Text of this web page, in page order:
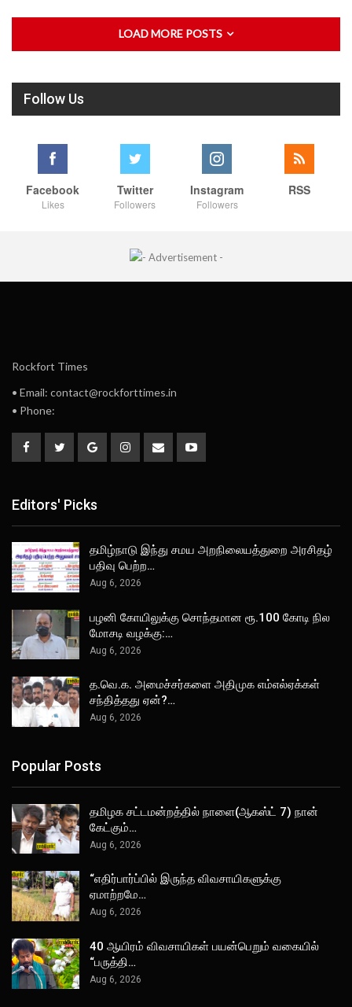
LOAD MORE POSTS
Follow Us
Facebook
Likes
Twitter
Followers
Instagram
Followers
RSS
Rockfort Times
• Email: contact@rockforttimes.in
• Phone:
Editors' Picks
தமிழ்நாடு இந்து சமய அறநிலையத்துறை அரசிதழ்
பதிவு பெற்ற…
Aug 6, 2026
பழனி கோயிலுக்கு சொந்தமான ரூ.100 கோடி நில
மோசடி வழக்கு:…
Aug 6, 2026
த.வெ.க. அமைச்சர்களை அதிமுக எம்எல்ஏக்கள்
சந்தித்தது ஏன்?…
Aug 6, 2026
Popular Posts
தமிழக சட்டமன்றத்தில் நாளை(ஆகஸ்ட் 7) நான்
கேட்கும்…
Aug 6, 2026
“எதிர்பார்ப்பில் இருந்த விவசாயிகளுக்கு
ஏமாற்றமே…
Aug 6, 2026
40 ஆயிரம் விவசாயிகள் பயன்பெறும் வகையில்
“பருத்தி…
Aug 6, 2026